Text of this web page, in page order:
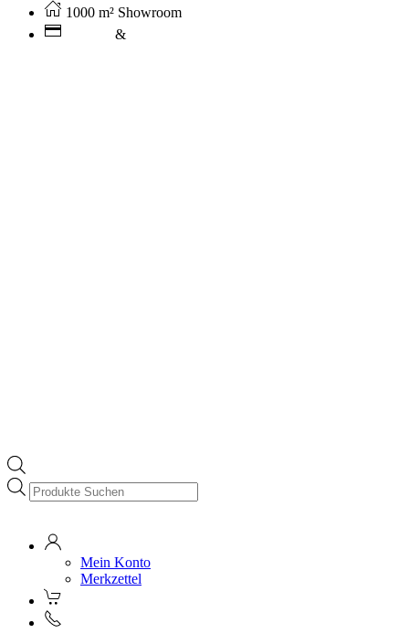
1000 m² Showroom
&
Products
search
Mein Konto
Merkzettel